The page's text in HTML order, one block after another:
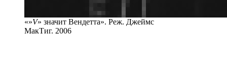
«»V» значит Вендетта». Реж. Джеймс
МакТиг. 2006